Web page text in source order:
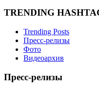
TRENDING
Trending Posts
Пресс-релизы
Фото
Видеоархив
Пресс-релизы